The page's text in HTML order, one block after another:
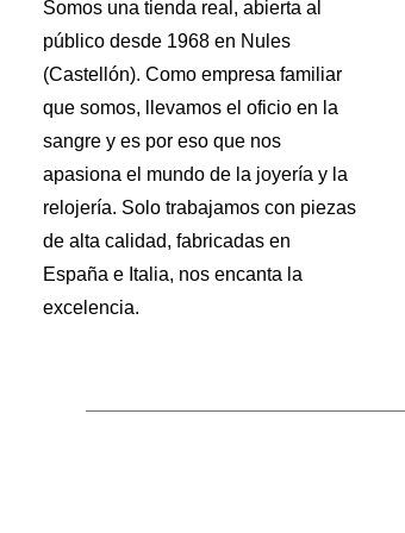
Somos una tienda real, abierta al
público desde 1968 en Nules
(Castellón). Como empresa familiar
que somos, llevamos el oficio en la
sangre y es por eso que nos
apasiona el mundo de la joyería y la
relojería. Solo trabajamos con piezas
de alta calidad, fabricadas en
España e Italia, nos encanta la
excelencia.